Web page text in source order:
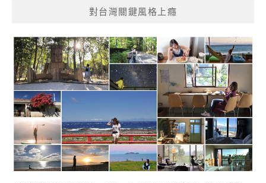
對台灣關鍵風格上癮